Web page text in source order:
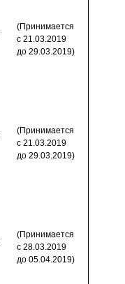
(Принимается
с 21.03.2019
до 29.03.2019)
(Принимается
с 21.03.2019
до 29.03.2019)
(Принимается
с 28.03.2019
до 05.04.2019)